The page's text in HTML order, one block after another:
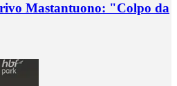
Mastantuono: "Colpo da